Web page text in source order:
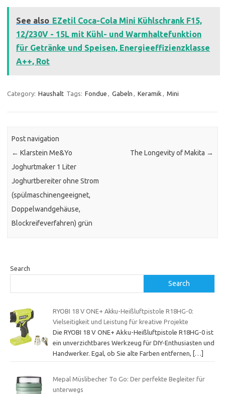
See also EZetil Coca-Cola Mini Kühlschrank F15,
12/230V - 15L mit Kühl- und Warmhaltefunktion
für Getränke und Speisen, Energieeffizienzklasse
A++, Rot
Category: Haushalt Tags: Fondue , Gabeln , Keramik , Mini
Post navigation
← Klarstein Me&Yo
Joghurtmaker 1 Liter
Joghurtbereiter ohne Strom
(spülmaschinengeeignet,
Doppelwandgehäuse,
Blockreifeverfahren) grün
The Longevity of Makita →
Search
Search
RYOBI 18 V ONE+ Akku-Heißluftpistole R18HG-0:
Vielseitigkeit und Leistung für kreative Projekte
Die RYOBI 18 V ONE+ Akku-Heißluftpistole R18HG-0 ist
ein unverzichtbares Werkzeug für DIY-Enthusiasten und
Handwerker. Egal, ob Sie alte Farben entfernen,
[…]
Mepal Müslibecher To Go: Der perfekte Begleiter für
unterwegs